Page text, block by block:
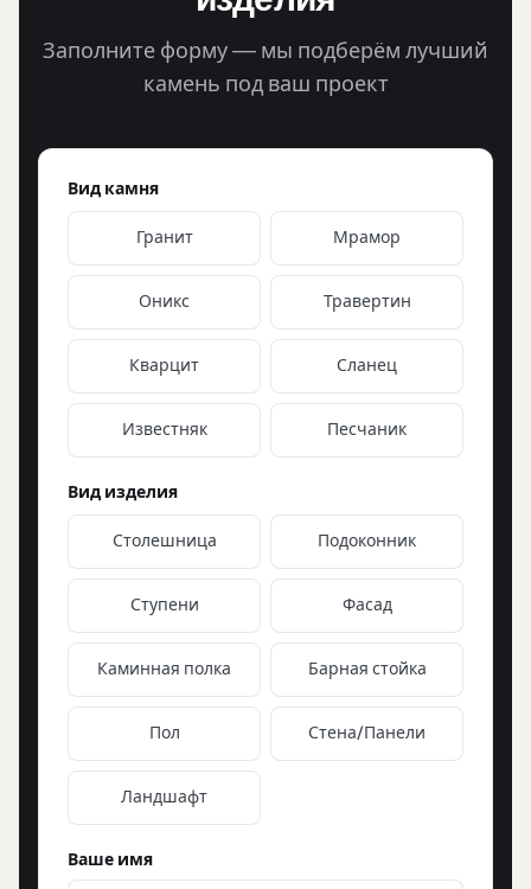
Заполните форму — мы подберём лучший
камень под ваш проект
Вид камня
Гранит Мрамор
Оникс Травертин
Кварцит Сланец
Известняк Песчаник
Вид изделия
Столешница Подоконник
Ступени Фасад
Каминная полка Барная стойка
Пол Стена/Панели
Ландшафт
Ваше имя